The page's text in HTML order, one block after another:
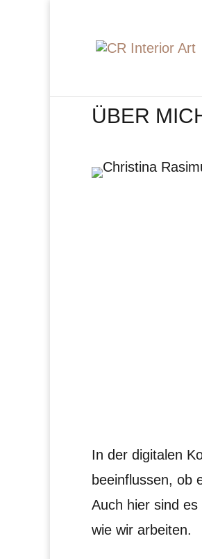
ÜBER
In der digitalen
beeinflussen, ob
Auch hier sind
wie wir arbeiten.